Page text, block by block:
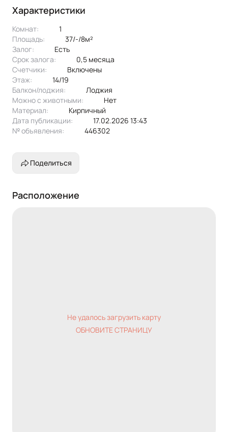
Сан. узел в кафеле.
Есть лоджия.
Жильцам предоставляется из мебели: кухонный гарнитур,
диван раскладной, кровать, шкаф-купе, тумба, гладильная
доска, сушилка, стол, стулья.
Из техники: 2 холодильника, варочная панель, духовка,
чайник, микроволновая печь, стиральная машина,
пылесос, 2 телевизора.
Эксклюзивное предложение!
Характеристики
Комнат:
1
Площадь:
37/-/8м²
Залог:
есть
Срок залога:
0,5 месяца
Счетчики:
включены
Этаж:
14/19
Балкон/лоджия:
лоджия
Можно с животными:
нет
Материал:
кирпичный
Дата публикации:
17.02.2026 13:43
№ объявления:
446302
Поделиться
Расположение
Не удалось загрузить карту
ОБНОВИТЕ СТРАНИЦУ